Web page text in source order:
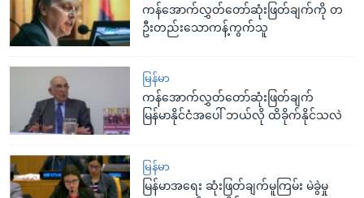
ကန်အောက်လွှတ်တော်ဆုံးဖြတ်ချက်ကို တ
ဦးတည်းသောကန့်ကွက်သူ
မြန်မာ
ကန်အောက်လွှတ်တော်ဆုံးဖြတ်ချက်
မြန်မာနိုင်ငံအပေါ် ဘယ်လို ထိခိုက်နိုင်သလဲ
မြန်မာ
မြန်မာအရေး ဆုံးဖြတ်ချက်မူကြမ်း မဲခွဲမှု